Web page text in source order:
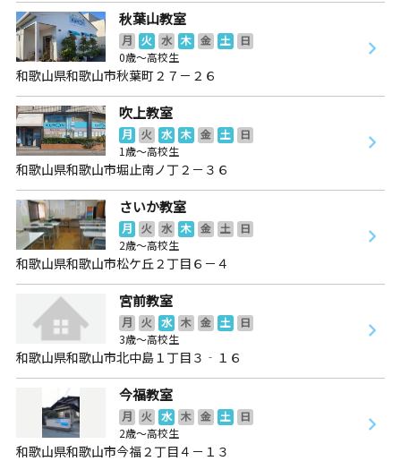
秋葉山教室
月 火 水 木 金 土
日
0歳～高校生
和歌山県和歌山市秋葉町２７－２６
吹上教室
月 火 水 木 金 土
日
1歳～高校生
和歌山県和歌山市堀止南ノ丁２－３６
さいか教室
月 火 水 木 金 土
日
2歳～高校生
和歌山県和歌山市松ケ丘２丁目６－４
宮前教室
月 火 水 木 金 土
日
3歳～高校生
和歌山県和歌山市北中島１丁目３‐１６
今福教室
月 火 水 木 金 土
日
2歳～高校生
和歌山県和歌山市今福２丁目４－１３